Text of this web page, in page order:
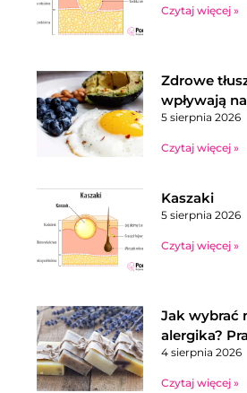
Czytaj więcej »
Zdrowe
wpływają
5 sierpnia 2026
Czytaj więcej »
Kaszaki
5 sierpnia 2026
Czytaj więcej »
Jak wybrać
alergika?
4 sierpnia 2026
Czytaj więcej »